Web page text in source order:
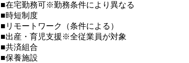
■在宅勤務可※勤務条件により異なる
■時短制度
■リモートワーク（条件による）
■出産・育児支援※全従業員が対象
■共済組合
■保養施設